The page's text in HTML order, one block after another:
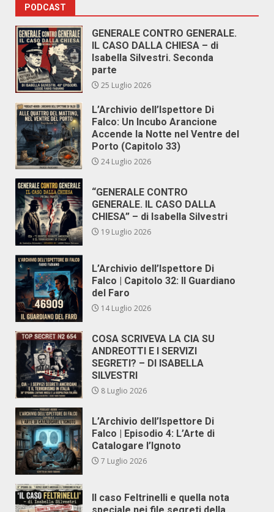
PODCAST
GENERALE CONTRO GENERALE.
IL CASO DALLA CHIESA – di
Isabella Silvestri. Seconda
parte
25 Luglio 2026
L’Archivio dell’Ispettore Di
Falco: Un Incubo Arancione
Accende la Notte nel Ventre del
Porto (Capitolo 33)
24 Luglio 2026
“GENERALE CONTRO
GENERALE. IL CASO DALLA
CHIESA” – di Isabella Silvestri
19 Luglio 2026
L’Archivio dell’Ispettore Di
Falco | Capitolo 32: Il Guardiano
del Faro
14 Luglio 2026
COSA SCRIVEVA LA CIA SU
ANDREOTTI E I SERVIZI
SEGRETI? – DI ISABELLA
SILVESTRI
8 Luglio 2026
L’Archivio dell’Ispettore Di
Falco | Episodio 4: L’Arte di
Catalogare l’Ignoto
7 Luglio 2026
Il caso Feltrinelli e quella nota